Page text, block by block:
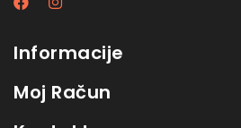
Informacije
Moj Račun